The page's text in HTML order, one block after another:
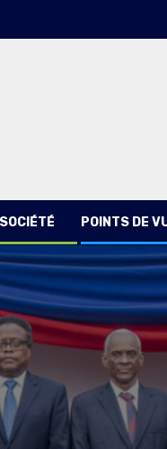
SOCIÉTÉ POINTS DE